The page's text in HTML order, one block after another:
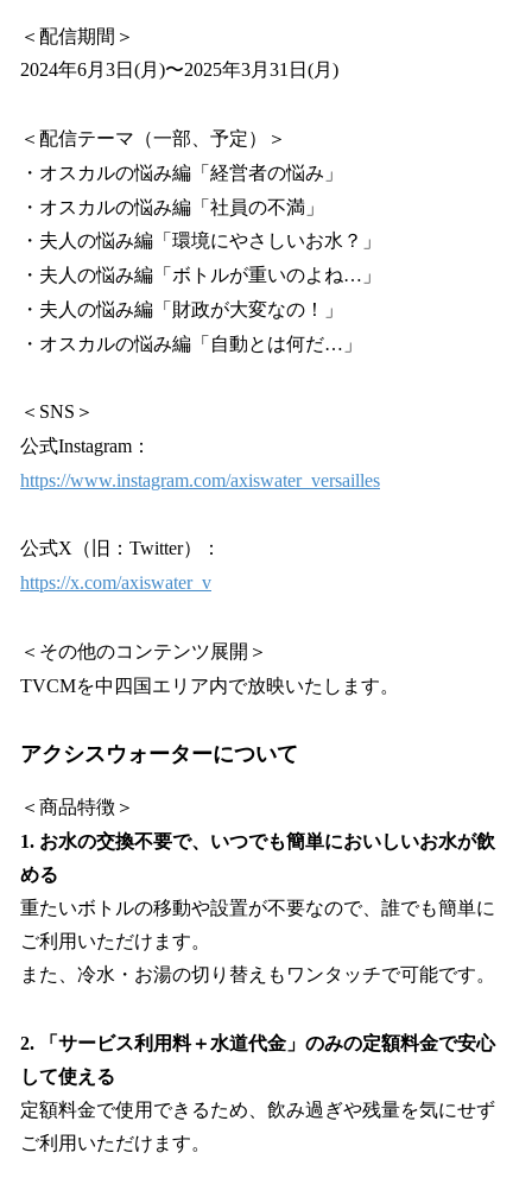
＜配信期間＞
2024年6月3日(月)〜2025年3月31日(月)
＜配信テーマ（一部、予定）＞
・オスカルの悩み編「経営者の悩み」
・オスカルの悩み編「社員の不満」
・夫人の悩み編「環境にやさしいお水？」
・夫人の悩み編「ボトルが重いのよね…」
・夫人の悩み編「財政が大変なの！」
・オスカルの悩み編「自動とは何だ…」
＜SNS＞
公式Instagram：
https://www.instagram.com/axiswater_versailles
公式X（旧：Twitter）：
https://x.com/axiswater_v
＜その他のコンテンツ展開＞
TVCMを中四国エリア内で放映いたします。
アクシスウォーターについて
＜商品特徴＞
1. お水の交換不要で、いつでも簡単においしいお水が飲
める
重たいボトルの移動や設置が不要なので、誰でも簡単に
ご利用いただけます。
また、冷水・お湯の切り替えもワンタッチで可能です。
2. 「サービス利用料＋水道代金」のみの定額料金で安心
して使える
定額料金で使用できるため、飲み過ぎや残量を気にせず
ご利用いただけます。